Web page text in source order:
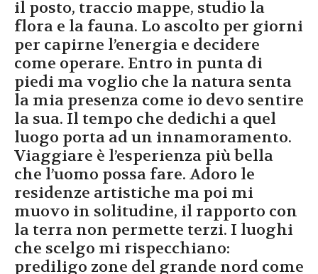
il posto, traccio mappe, studio la
flora e la fauna. Lo ascolto per giorni
per capirne l’energia e decidere
come operare. Entro in punta di
piedi ma voglio che la natura senta
la mia presenza come io devo sentire
la sua. Il tempo che dedichi a quel
luogo porta ad un innamoramento.
Viaggiare è l’esperienza più bella
che l’uomo possa fare. Adoro le
residenze artistiche ma poi mi
muovo in solitudine, il rapporto con
la terra non permette terzi. I luoghi
che scelgo mi rispecchiano:
prediligo zone del grande nord come